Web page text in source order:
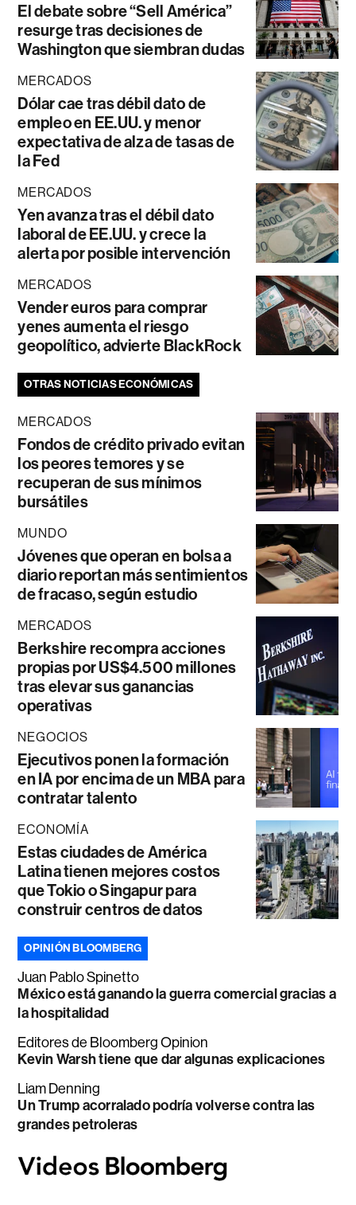
El debate sobre “Sell América”
resurge tras decisiones de
Washington que siembran dudas
MERCADOS
Dólar cae tras débil dato de
empleo en EE.UU. y menor
expectativa de alza de tasas de
la Fed
MERCADOS
Yen avanza tras el débil dato
laboral de EE.UU. y crece la
alerta por posible intervención
MERCADOS
Vender euros para comprar
yenes aumenta el riesgo
geopolítico, advierte BlackRock
OTRAS NOTICIAS ECONÓMICAS
MERCADOS
Fondos de crédito privado evitan
los peores temores y se
recuperan de sus mínimos
bursátiles
MUNDO
Jóvenes que operan en bolsa a
diario reportan más sentimientos
de fracaso, según estudio
MERCADOS
Berkshire recompra acciones
propias por US$4.500 millones
tras elevar sus ganancias
operativas
NEGOCIOS
Ejecutivos ponen la formación
en IA por encima de un MBA para
contratar talento
ECONOMÍA
Estas ciudades de América
Latina tienen mejores costos
que Tokio o Singapur para
construir centros de datos
OPINIÓN BLOOMBERG
Juan Pablo Spinetto
México está ganando la guerra comercial gracias a
la hospitalidad
Editores de Bloomberg Opinion
Kevin Warsh tiene que dar algunas explicaciones
Liam Denning
Un Trump acorralado podría volverse contra las
grandes petroleras